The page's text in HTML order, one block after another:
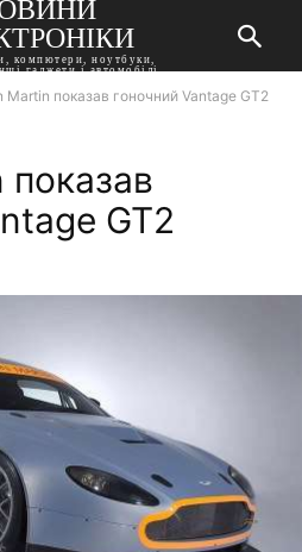
компютери, ноутбуки,
гаджети і автомобілі
Martin показав гоночний Vantage GT2
GT2